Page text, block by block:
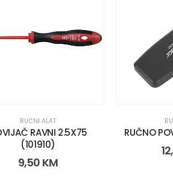
RUČNI ALAT
RAVNI 2.5X75
(101910)
9,50 KM
RUČNO